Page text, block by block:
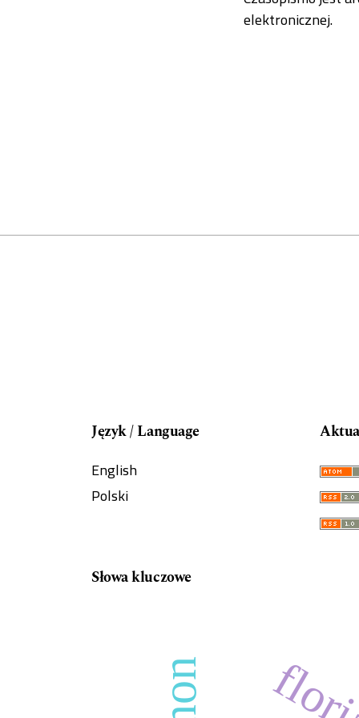
elektronicznej.
Język / Language
English
Polski
Słowa kluczowe